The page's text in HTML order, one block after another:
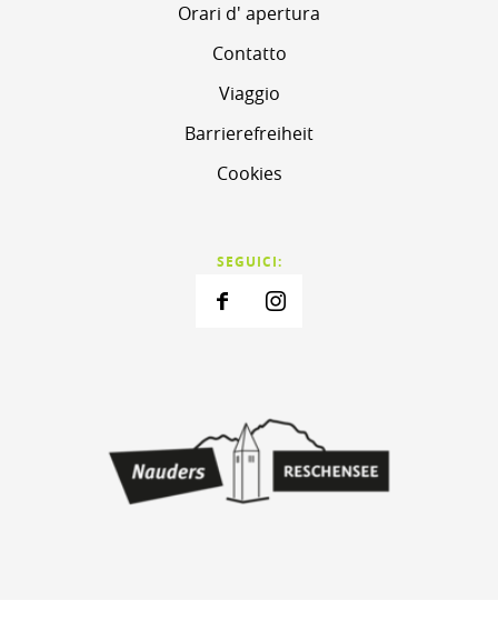
Orari d' apertura
Contatto
Viaggio
Barrierefreiheit
Cookies
SEGUICI: